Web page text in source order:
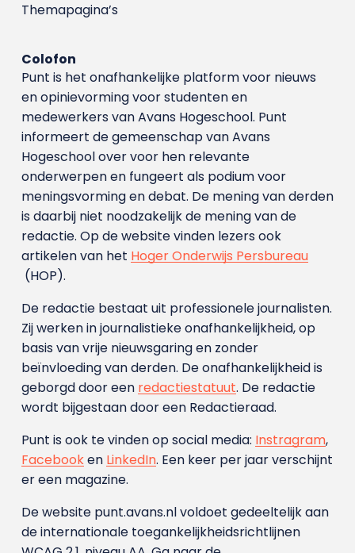
Themapagina’s
Colofon
Punt is het onafhankelijke platform voor nieuws
en opinievorming voor studenten en
medewerkers van Avans Hoge­school. Punt
informeert de gemeenschap van Avans
Hogeschool over voor hen relevante
onderwerpen en fungeert als podium voor
meningsvorming en debat. De mening van derden
is daarbij niet noodzakelijk de mening van de
redactie. Op de website vinden lezers ook
artikelen van het Hoger Onderwijs Persbureau
(HOP).
De redactie bestaat uit professionele journalisten.
Zij werken in journalistieke onafhankelijkheid, op
basis van vrije nieuwsgaring en zonder
beïnvloeding van derden. De onafhankelijkheid is
geborgd door een redactiestatuut. De redactie
wordt bijgestaan door een Redactieraad.
Punt is ook te vinden op social media: Instragram,
Facebooken LinkedIn. Een keer per jaar verschijnt
er een magazine.
De website punt.avans.nl voldoet gedeeltelijk aan
de internationale toegankelijkheidsrichtlijnen